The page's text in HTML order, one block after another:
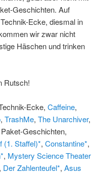
Geschichten. Auf
Ecke, diesmal in
wir zwar nicht
Häschen und trinken
Rutsch!
Ecke, Caffeine,
, TrashMe, The Unarchiver,
Geschichten,
(1. Staffel)*, Constantine*,
, Mystery Science Theater
, Der Zahlenteufel*, Asus